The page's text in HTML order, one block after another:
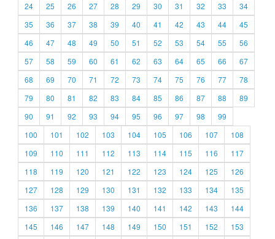
24
25 26 27 28 29 30 31 32 33
34
35
36 37 38 39 40 41 42 43 44
45
46
47 48 49 50 51 52 53 54 55
56
57
58 59 60 61 62 63 64 65 66
67
68
69 70 71 72 73 74 75 76 77
78
79
80 81 82 83 84 85 86 87 88
89
90
91 92 93 94 95 96 97 98
99
100
101 102 103 104 105 106 107
108
109
110 111 112 113 114 115 116
117
118
119 120 121 122 123 124 125
126
127
128 129 130 131 132 133 134
135
136
137 138 139 140 141 142 143
144
145
146 147 148 149 150 151 152
153